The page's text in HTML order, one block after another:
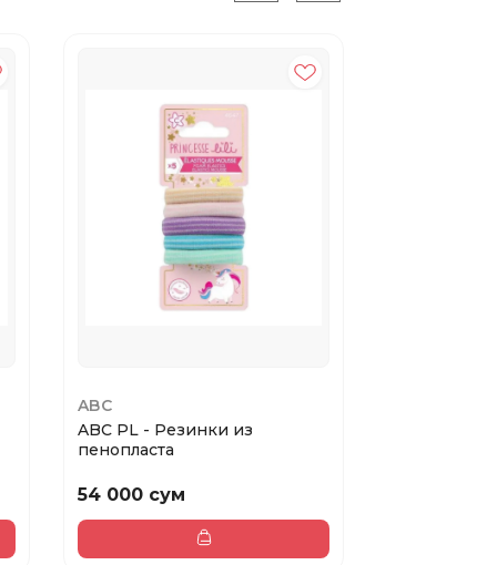
ABC
ABC PL - Резинки из
пенопласта
54 000 сум